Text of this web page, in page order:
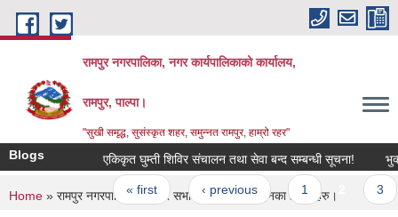
Skip to main content
रामपुर नगरपालिका, नगर कार्यपालिकाको कार्यालय,
रामपुर, पाल्पा।
"सुखी समृद्ध, सुसंस्कृत शहर, समुन्नत रामपुर, हाम्रो रहर"
Blogs एकिकृत घुम्ती शिविर संचालन तथा सेवा बन्द सम्बन्धी सूचना!
Pages
« first ‹ previous 1 2
You are here
Home » रामपुर नगरपालिकाको नगर सभाको १५औ अधिवेशनका झलकहरु।